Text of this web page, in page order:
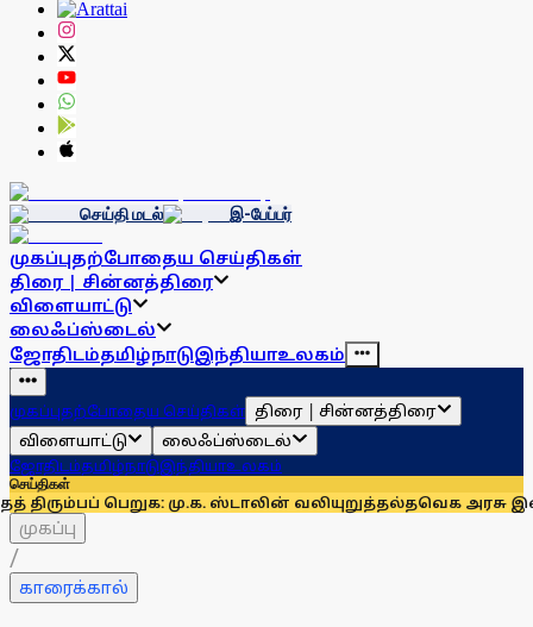
செய்தி மடல் இ-பேப்பர்
முகப்புதற்போதைய செய்திகள்
திரை | சின்னத்திரை
விளையாட்டு
லைஃப்ஸ்டைல்
ஜோதிடம்தமிழ்நாடுஇந்தியாஉலகம்
முகப்புதற்போதைய செய்திகள் திரை | சின்னத்திரை
விளையாட்டு
லைஃப்ஸ்டைல்
ஜோதிடம்தமிழ்நாடுஇந்தியாஉலகம்
செய்திகள்
மு.க. ஸ்டாலின் வலியுறுத்தல்தவெக அரசு இன்று
முகப்பு
/
காரைக்கால்